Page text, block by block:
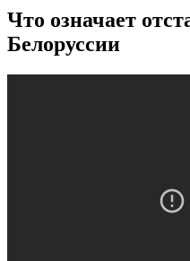
Что означает
Белоруссии